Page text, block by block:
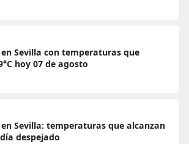
Sevilla con temperaturas que
hoy 07 de agosto
Sevilla: temperaturas que alcanzan
despejado